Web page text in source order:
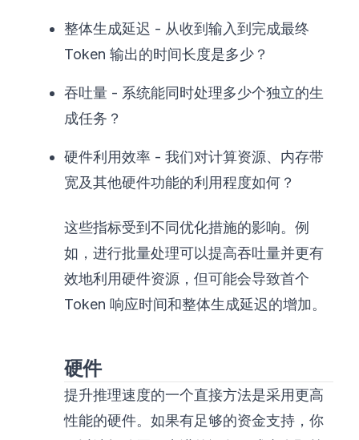
整体生成延迟 - 从收到输入到完成最终
Token 输出的时间长度是多少？
吞吐量 - 系统能同时处理多少个独立的生
成任务？
硬件利用效率 - 我们对计算资源、内存带
宽及其他硬件功能的利用程度如何？
这些指标受到不同优化措施的影响。例
如，进行批量处理可以提高吞吐量并更有
效地利用硬件资源，但可能会导致首个
Token 响应时间和整体生成延迟的增加。
硬件
提升推理速度的一个直接方法是采用更高
性能的硬件。如果有足够的资金支持，你